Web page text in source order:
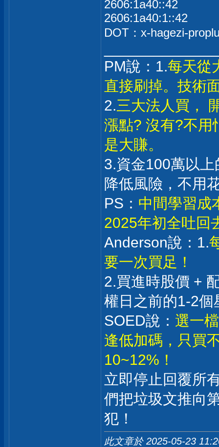
2606:1a40::42
2606:1a40:1::42
DOT：x-hagezi-
PM說：1.每天從
直接刷掉。技術
2.三大法人買，
漲點? 沒有?不用
是大賺。
3.資金100萬以
降低風險，不用
PS： 中間學習成
2025年初全吐回
Anderson說：1.
要一次買足！
2.買進時股價 +
權日之前的1-2個
SOED說： 選一
逢低加碼，只買
10~12%！
立即停止回覆所
們把垃圾文推向
犯！
此文章於 2025-05-23